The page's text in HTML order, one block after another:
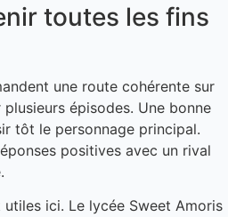
toutes les fins
une route cohérente sur
épisodes. Une bonne
tôt le personnage principal.
positives avec un rival
ici. Le lycée Sweet Amoris